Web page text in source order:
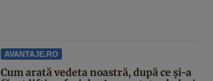
AVANTAJE.RO
Cum arată vedeta noastră, după ce și-a